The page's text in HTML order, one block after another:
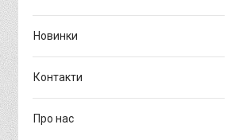
Новинки
Контакти
Про нас